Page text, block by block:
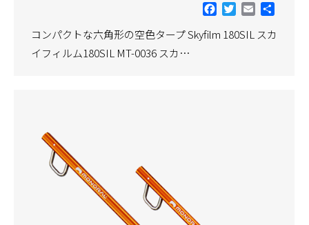
Facebook
Twitter
Email
コンパクトな六角形の空色タープ Skyfilm 180SIL スカ
イフィルム180SIL MT-0036 スカ…